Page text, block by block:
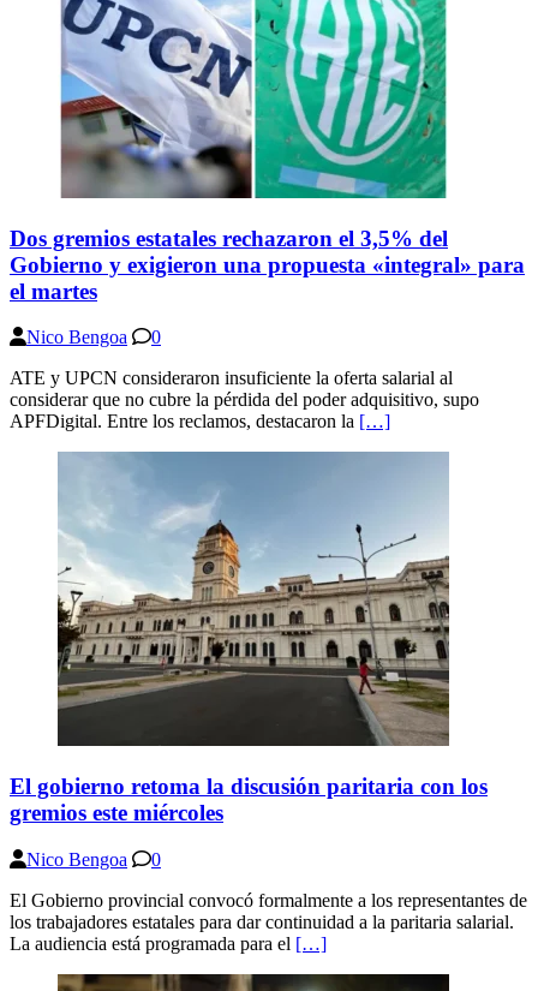
Dos gremios estatales rechazaron el 3,5% del
Gobierno y exigieron una propuesta «integral» para
el martes
Nico Bengoa
0
ATE y UPCN consideraron insuficiente la oferta salarial al
considerar que no cubre la pérdida del poder adquisitivo, supo
APFDigital. Entre los reclamos, destacaron la […]
El gobierno retoma la discusión paritaria con los
gremios este miércoles
Nico Bengoa
0
El Gobierno provincial convocó formalmente a los representantes de
los trabajadores estatales para dar continuidad a la paritaria salarial.
La audiencia está programada para el […]